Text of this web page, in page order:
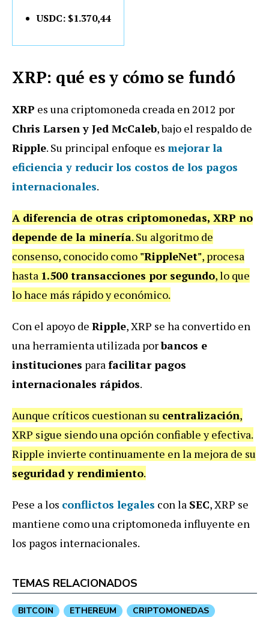
USDC: $1.370,44
XRP: qué es y cómo se fundó
XRP es una criptomoneda creada en 2012 por
Chris Larsen y Jed McCaleb, bajo el respaldo de
Ripple. Su principal enfoque es mejorar la
eficiencia y reducir los costos de los pagos
internacionales.
A diferencia de otras criptomonedas, XRP no
depende de la minería. Su algoritmo de
consenso, conocido como "RippleNet", procesa
hasta 1.500 transacciones por segundo, lo que
lo hace más rápido y económico.
Con el apoyo de Ripple, XRP se ha convertido en
una herramienta utilizada porbancos e
instituciones parafacilitar pagos
internacionales rápidos.
Aunque críticos cuestionan su centralización,
XRP sigue siendo una opción confiable y efectiva.
Ripple invierte continuamente en la mejora de su
seguridad y rendimiento.
Pese a los conflictos legales con la SEC, XRP se
mantiene como una criptomoneda influyente en
los pagos internacionales.
TEMAS RELACIONADOS
BITCOIN ETHEREUM
CRIPTOMONEDAS